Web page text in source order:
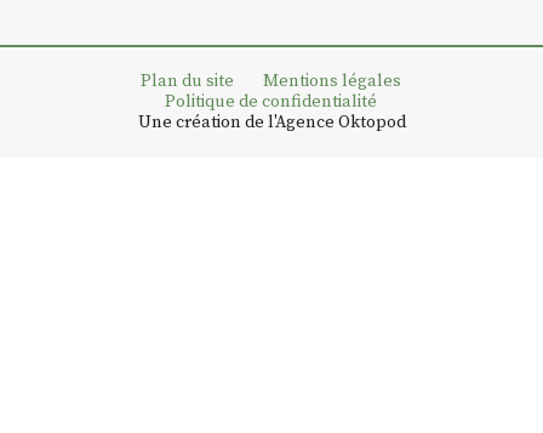
Plan du site
Mentions légales
Politique de confidentialité
Une création de l'Agence Oktopod